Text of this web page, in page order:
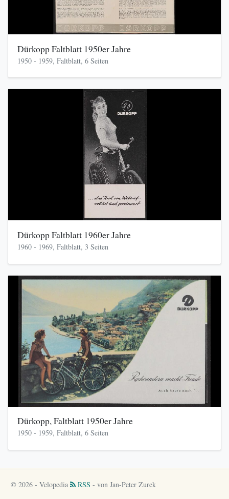
Dürkopp Faltblatt 1950er Jahre
1950 - 1959, Faltblatt, 6 Seiten
Dürkopp Faltblatt 1960er Jahre
1960 - 1969, Faltblatt, 3 Seiten
Dürkopp, Faltblatt 1950er Jahre
1950 - 1959, Faltblatt, 6 Seiten
© 2026 - Velopedia RSS - von Jan-Peter Zurek